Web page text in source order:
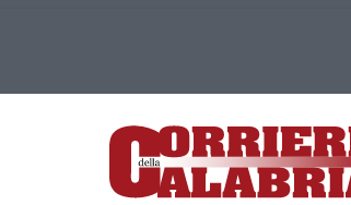
Lamezia Terme (CZ)
responsabile Paola Militano |Privacy